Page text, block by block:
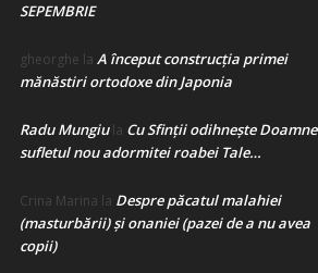
SEPEMBRIE
gheorghe la A început construcţia primei
mănăstiri ortodoxe din Japonia
Radu Mungiula Cu Sfinții odihnește Doamne
sufletul nou adormitei roabei Tale…
Crina Marina la Despre păcatul malahiei
(masturbării) şi onaniei (pazei de a nu avea
copii)